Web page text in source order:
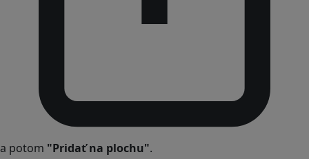
a potom "Pridať na plochu".